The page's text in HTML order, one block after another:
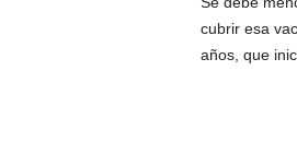
cubrir esa
años, que